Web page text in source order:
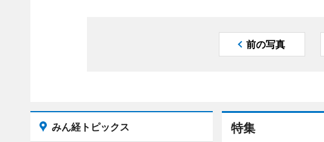
前の写真
特集
みん経トピックス